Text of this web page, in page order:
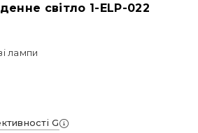
світло 1-ELP-022
лампи
G